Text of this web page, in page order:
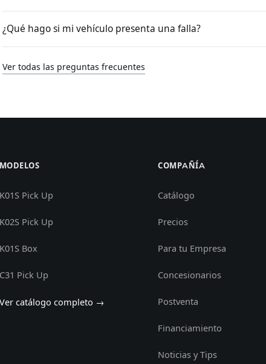
¿Qué hago si mi vehículo presenta una falla?
Ver todas las preguntas frecuentes
MODELOS
K01S Pick Up
K02S Pick Up
K01S Box
C31 Pick Up
Ver catálogo completo →
COMPAÑÍA
Catálogo
Precios
Para tu Empresa
Concesionarios
Postventa
Financiamiento
Noticias y Tips